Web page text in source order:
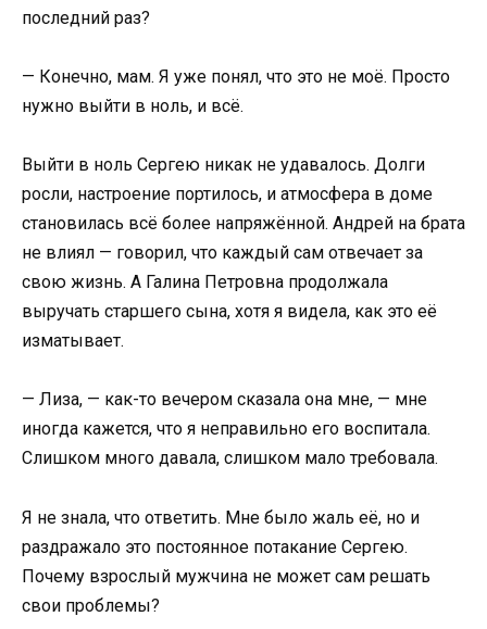
последний раз?
— Конечно, мам. Я уже понял, что это не моё. Просто
нужно выйти в ноль, и всё.
Выйти в ноль Сергею никак не удавалось. Долги
росли, настроение портилось, и атмосфера в доме
становилась всё более напряжённой. Андрей на брата
не влиял — говорил, что каждый сам отвечает за
свою жизнь. А Галина Петровна продолжала
выручать старшего сына, хотя я видела, как это её
изматывает.
— Лиза, — как-то вечером сказала она мне, — мне
иногда кажется, что я неправильно его воспитала.
Слишком много давала, слишком мало требовала.
Я не знала, что ответить. Мне было жаль её, но и
раздражало это постоянное потакание Сергею.
Почему взрослый мужчина не может сам решать
свои проблемы?